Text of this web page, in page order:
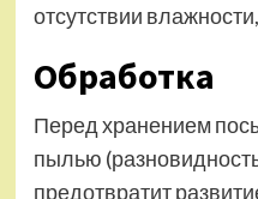
отсутствии
Обработка
Перед хранением
пылью
предотвратит